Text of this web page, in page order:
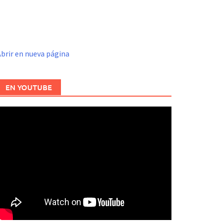
en nueva página
EN YOUTUBE